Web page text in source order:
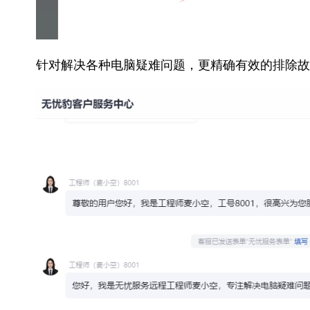
针对解决各种电脑疑难问题，更精确有效的排除